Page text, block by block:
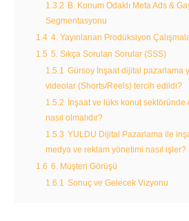
1.3.2
B. Konum Odaklı Meta Ads &
Segmentasyonu
1.4 4. Yayınlanan Prodüksiyon
1.5 5. Sıkça Sorulan Sorular (SSS)
1.5.1
Gürsoy İnşaat dijital pazarlama
videolar (Shorts/Reels) tercih edildi?
1.5.2
İnşaat ve lüks konut
nasıl olmalıdır?
1.5.3 YULDU Dijital Pazarlama ile
medya ve reklam yönetimi nasıl işler?
1.6 6. Müşteri Görüşü
1.6.1
Sonuç ve Gelecek Vizyonu